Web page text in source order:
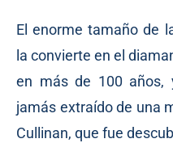
El enorme tamaño de
la convierte en el
en más de 100 años,
jamás extraído de una
Cullinan, que fue